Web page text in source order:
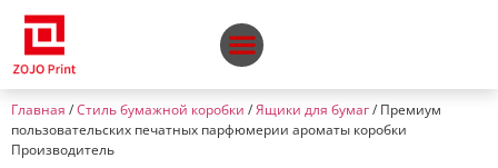
Главная /Стиль бумажной коробки /Ящики для бумаг/ Премиум
пользовательских печатных парфюмерии ароматы коробки
Производитель